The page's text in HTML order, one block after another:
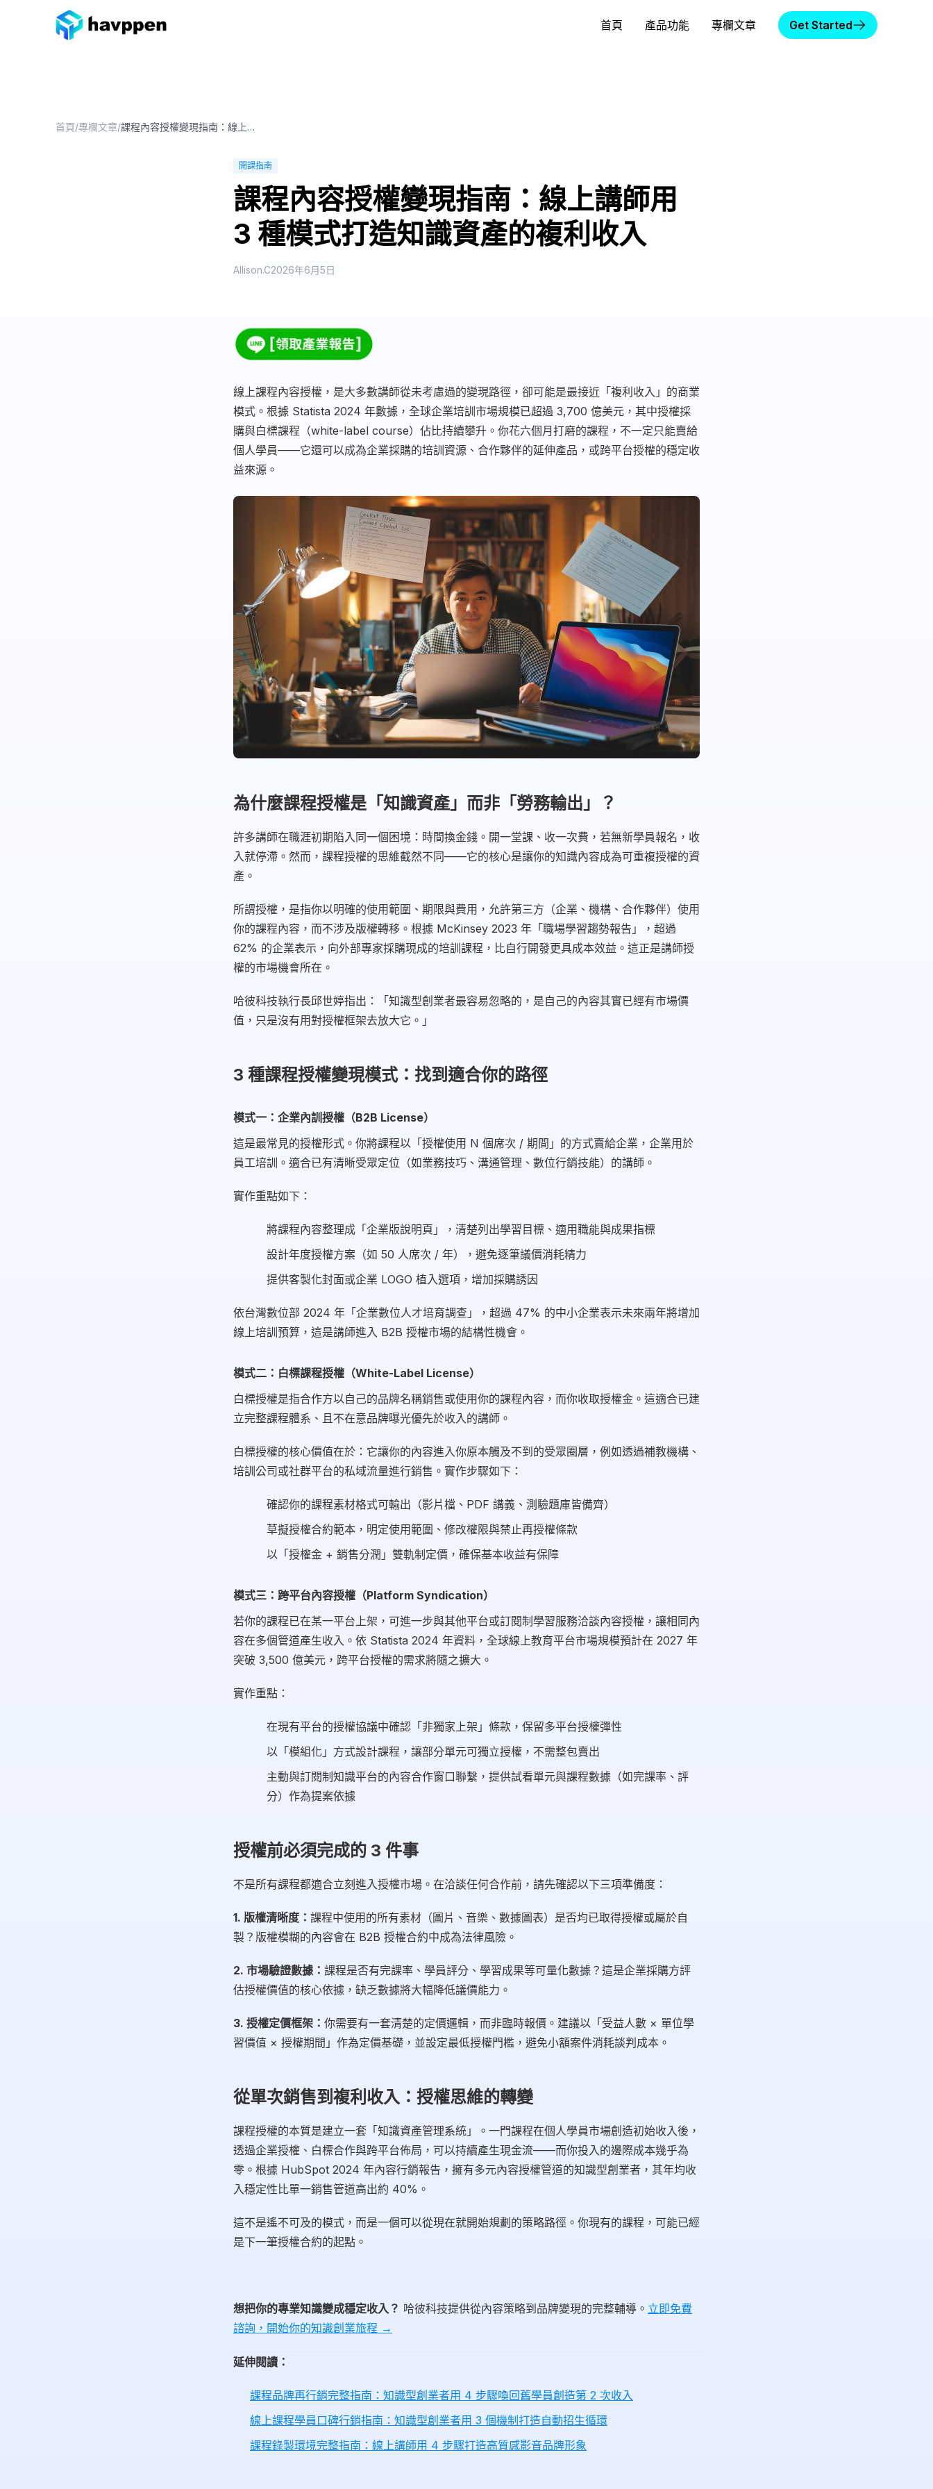
首頁 產品功能 專欄文章 Get Started
首頁/專欄文章/ 課程內容授權變現指南：線上講師用 3 種模式打造知識資產的複利收入
開課指南
課程內容授權變現指南：線上講師用
3 種模式打造知識資產的複利收入
Allison.C2026年6月5日
線上課程內容授權，是大多數講師從未考慮過的變現路徑，卻可能是最接近「複利收入」的商業
模式。根據 Statista 2024 年數據，全球企業培訓市場規模已超過 3,700 億美元，其中授權採
購與白標課程（white-label course）佔比持續攀升。你花六個月打磨的課程，不一定只能賣給
個人學員——它還可以成為企業採購的培訓資源、合作夥伴的延伸產品，或跨平台授權的穩定收
益來源。
為什麼課程授權是「知識資產」而非「勞務輸出」？
許多講師在職涯初期陷入同一個困境：時間換金錢。開一堂課、收一次費，若無新學員報名，收
入就停滯。然而，課程授權的思維截然不同——它的核心是讓你的知識內容成為可重複授權的資
產。
所謂授權，是指你以明確的使用範圍、期限與費用，允許第三方（企業、機構、合作夥伴）使用
你的課程內容，而不涉及版權轉移。根據 McKinsey 2023 年「職場學習趨勢報告」，超過
62% 的企業表示，向外部專家採購現成的培訓課程，比自行開發更具成本效益。這正是講師授
權的市場機會所在。
哈彼科技執行長邱世婷指出：「知識型創業者最容易忽略的，是自己的內容其實已經有市場價
值，只是沒有用對授權框架去放大它。」
3 種課程授權變現模式：找到適合你的路徑
模式一：企業內訓授權（B2B License）
這是最常見的授權形式。你將課程以「授權使用 N 個席次 / 期間」的方式賣給企業，企業用於
員工培訓。適合已有清晰受眾定位（如業務技巧、溝通管理、數位行銷技能）的講師。
實作重點如下：
將課程內容整理成「企業版說明頁」，清楚列出學習目標、適用職能與成果指標
設計年度授權方案（如 50 人席次 / 年），避免逐筆議價消耗精力
提供客製化封面或企業 LOGO 植入選項，增加採購誘因
依台灣數位部 2024 年「企業數位人才培育調查」，超過 47% 的中小企業表示未來兩年將增加
線上培訓預算，這是講師進入 B2B 授權市場的結構性機會。
模式二：白標課程授權（White-Label License）
白標授權是指合作方以自己的品牌名稱銷售或使用你的課程內容，而你收取授權金。這適合已建
立完整課程體系、且不在意品牌曝光優先於收入的講師。
白標授權的核心價值在於：它讓你的內容進入你原本觸及不到的受眾圈層，例如透過補教機構、
培訓公司或社群平台的私域流量進行銷售。實作步驟如下：
確認你的課程素材格式可輸出（影片檔、PDF 講義、測驗題庫皆備齊）
草擬授權合約範本，明定使用範圍、修改權限與禁止再授權條款
以「授權金 + 銷售分潤」雙軌制定價，確保基本收益有保障
模式三：跨平台內容授權（Platform Syndication）
若你的課程已在某一平台上架，可進一步與其他平台或訂閱制學習服務洽談內容授權，讓相同內
容在多個管道產生收入。依 Statista 2024 年資料，全球線上教育平台市場規模預計在 2027 年
突破 3,500 億美元，跨平台授權的需求將隨之擴大。
實作重點：
在現有平台的授權協議中確認「非獨家上架」條款，保留多平台授權彈性
以「模組化」方式設計課程，讓部分單元可獨立授權，不需整包賣出
主動與訂閱制知識平台的內容合作窗口聯繫，提供試看單元與課程數據（如完課率、評
分）作為提案依據
授權前必須完成的 3 件事
不是所有課程都適合立刻進入授權市場。在洽談任何合作前，請先確認以下三項準備度：
1. 版權清晰度： 課程中使用的所有素材（圖片、音樂、數據圖表）是否均已取得授權或屬於自
製？版權模糊的內容會在 B2B 授權合約中成為法律風險。
2. 市場驗證數據： 課程是否有完課率、學員評分、學習成果等可量化數據？這是企業採購方評
估授權價值的核心依據，缺乏數據將大幅降低議價能力。
3. 授權定價框架： 你需要有一套清楚的定價邏輯，而非臨時報價。建議以「受益人數 × 單位學
習價值 × 授權期間」作為定價基礎，並設定最低授權門檻，避免小額案件消耗談判成本。
從單次銷售到複利收入：授權思維的轉變
課程授權的本質是建立一套「知識資產管理系統」。一門課程在個人學員市場創造初始收入後，
透過企業授權、白標合作與跨平台佈局，可以持續產生現金流——而你投入的邊際成本幾乎為
零。根據 HubSpot 2024 年內容行銷報告，擁有多元內容授權管道的知識型創業者，其年均收
入穩定性比單一銷售管道高出約 40%。
這不是遙不可及的模式，而是一個可以從現在就開始規劃的策略路徑。你現有的課程，可能已經
是下一筆授權合約的起點。
想把你的專業知識變成穩定收入？ 哈彼科技提供從內容策略到品牌變現的完整輔導。 立即免費
諮詢，開始你的知識創業旅程 →
延伸閱讀：
課程品牌再行銷完整指南：知識型創業者用 4 步驟喚回舊學員創造第 2 次收入
線上課程學員口碑行銷指南：知識型創業者用 3 個機制打造自動招生循環
課程錄製環境完整指南：線上講師用 4 步驟打造高質感影音品牌形象